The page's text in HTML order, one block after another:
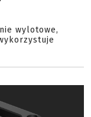
wylotowe,